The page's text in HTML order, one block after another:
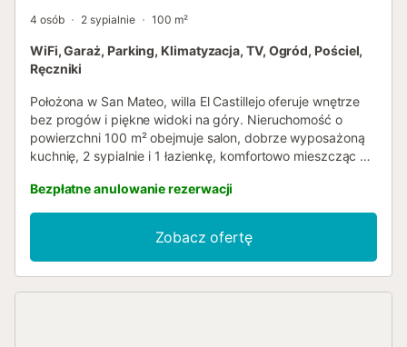
4 osób 2 sypialnie 100 m²
WiFi, Garaż, Parking, Klimatyzacja, TV, Ogród, Pościel,
Ręczniki
Położona w San Mateo, willa El Castillejo oferuje wnętrze
bez progów i piękne widoki na góry. Nieruchomość o
powierzchni 100 m² obejmuje salon, dobrze wyposażoną
kuchnię, 2 sypialnie i 1 łazienkę, komfortowo mieszcząc do
odpowiednie do rozmów wideo, dedykowane miejsce do
pracy oraz klimatyzację. Na zewnątrz znajduje się
prywatna przestrzeń z otwartym tarasem, zadaszonym
tarasem i grillem. Ciesz się przytulnym wiejskim
otoczeniem, idealnym do odpoczynku od zgiełku
Bezpłatne anulowanie rezerwacji
Zobacz ofertę